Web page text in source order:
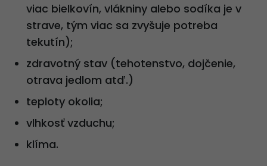
viac bielkovín, vlákniny alebo sodíka je v
strave, tým viac sa zvyšuje potreba
tekutín);
zdravotný stav (tehotenstvo, dojčenie,
otrava jedlom atď.)
teploty okolia;
vlhkosť vzduchu;
klíma.